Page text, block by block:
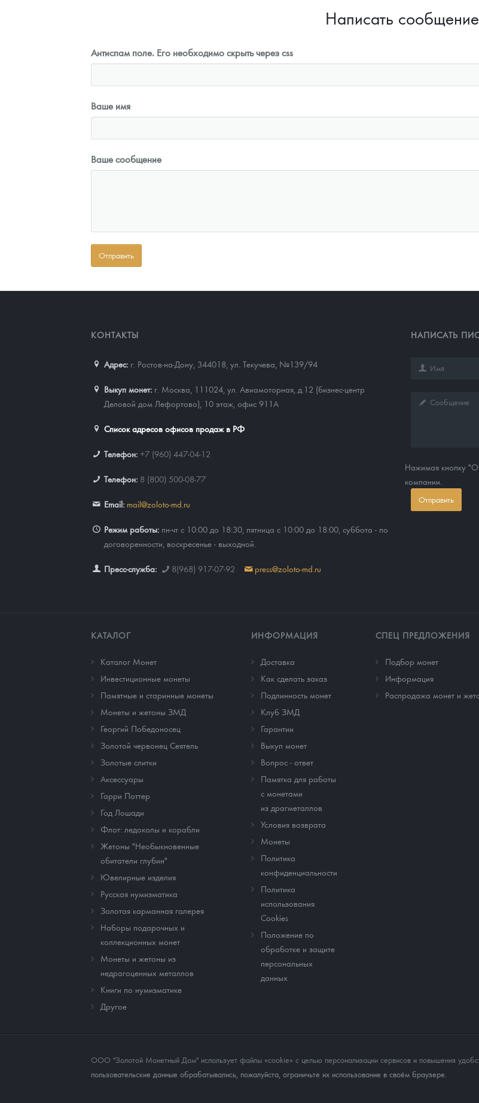
Написать сообщение
Антиспам поле. Его необходимо скрыть через css
Ваше имя
Ваше сообщение
КОНТАКТЫ
Адрес: г. Ростов-на-Дону, 344018 ул. Текучева, №139/94
Выкуп монет: г. Москва, 111024, ул. Авиамоторная, д.12 (бизнес-центр
Деловой дом Лефортово), 10 этаж, офис 911А
Список адресов офисов продаж в РФ
Телефон: +7 (960) 447-04-12
Телефон: 8 (800) 500-08-77
Email: mail@zoloto-md.ru
Режим работы: пн-чт с 10:00 до 18:30, пятница с 10:00 до 18:00, суббота - по
договоренности, воскресенье - выходной.
Пресс-служба: 8(968) 917-07-92 press@zoloto-md.ru
НАПИСАТЬ
Нажимая кнопку
компании.
Отправить
КАТАЛОГ
Каталог Монет
Инвестиционные монеты
Памятные и старинные монеты
Монеты и жетоны ЗМД
Георгий Победоносец
Золотой червонец Сеятель
Золотые слитки
Аксессуары
Гарри Поттер
Год Лошади
Флот: ледоколы и корабли
Жетоны "Необыкновенные
обитатели глубин"
Ювелирные изделия
Русская нумизматика
Золотая карманная галерея
Наборы подарочных и
коллекционных монет
Монеты и жетоны из
недрагоценных металлов
Книги по нумизматике
Другое
ИНФОРМАЦИЯ
Доставка
Как сделать заказ
Подлинность монет
Клуб ЗМД
Гарантии
Выкуп монет
Вопрос - ответ
Памятка для работы
с монетами
из драгметаллов
Условия возврата
Монеты
Политика
конфиденциальности
Политика
использования
Cookies
Положение по
обработке и защите
персональных
данных
СПЕЦ ПРЕДЛОЖЕНИЯ
Подбор монет
Информация
Распродажа монет и
ООО "Золотой Монетный Дом" использует файлы «cookie» с целью персонализации сервисов и повышения
пользовательские данные обрабатывались, пожалуйста, ограничьте их использование в своём браузере.